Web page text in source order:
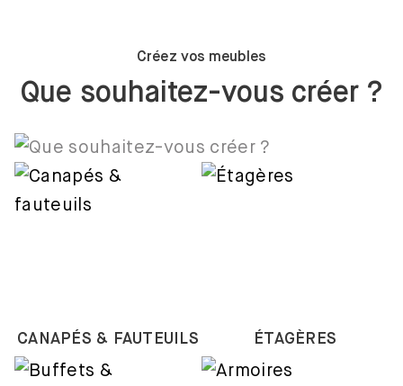
Créez vos meubles
Que souhaitez-vous créer ?
CANAPÉS & FAUTEUILS ÉTAGÈRES